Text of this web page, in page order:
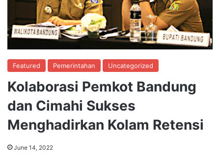
Featured Pemerintahan Uncategorized
Kolaborasi Pemkot Bandung
dan Cimahi Sukses
Menghadirkan Kolam Retensi
June 14, 2022